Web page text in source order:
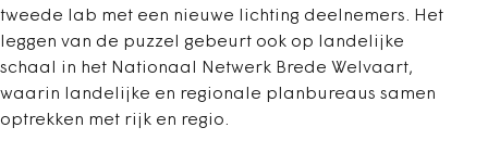
tweede lab met een nieuwe lichting deelnemers. Het
leggen van de puzzel gebeurt ook op landelijke
schaal in het Nationaal Netwerk Brede Welvaart,
waarin landelijke en regionale planbureaus samen
optrekken met rijk en regio.